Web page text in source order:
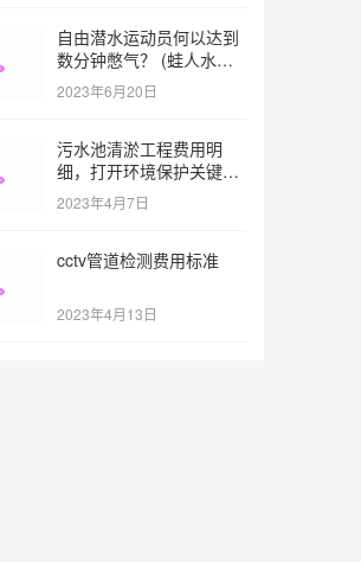
自由潜水运动员何以达到
数分钟憋气？ (蛙人水下
憋气最长多久)
2023年6月20日
污水池清淤工程费用明
细，打开环境保护关键之
门 (污水池清淤工程报价
明细)
2023年4月7日
cctv管道检测费用标准
2023年4月13日